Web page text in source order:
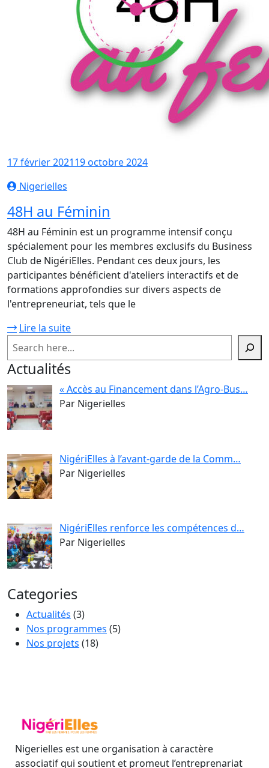
17 février 202119 octobre 2024
Nigerielles
48H au Féminin
48H au Féminin est un programme intensif conçu
spécialement pour les membres exclusifs du Business
Club de NigériElles. Pendant ces deux jours, les
participantes bénéficient d'ateliers interactifs et de
formations approfondies sur divers aspects de
l'entrepreneuriat, tels que le
Lire la suite
Actualités
« Accès au Financement dans l’Agro-Bus…
Par Nigerielles
NigériElles à l’avant-garde de la Comm…
Par Nigerielles
NigériElles renforce les compétences d…
Par Nigerielles
Categories
Actualités (3)
Nos programmes (5)
Nos projets (18)
Nigerielles est une organisation à caractère
associatif qui soutient et promeut l’entreprenariat